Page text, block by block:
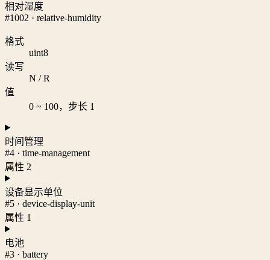
相对湿度
#1002 · relative-humidity
格式
uint8
读写
N / R
值
0 ~ 100，步长 1
时间管理
#4 · time-management
属性 2
设备显示单位
#5 · device-display-unit
属性 1
电池
#3 · battery